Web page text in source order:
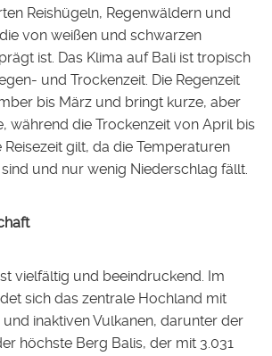
Reishügeln, Regenwäldern und
von weißen und schwarzen
ist. Das Klima auf Bali ist tropisch
und Trockenzeit. Die Regenzeit
bis März und bringt kurze, aber
während die Trockenzeit von April bis
gilt, da die Temperaturen
und nur wenig Niederschlag fällt.
vielfältig und beeindruckend. Im
sich das zentrale Hochland mit
inaktiven Vulkanen, darunter der
höchste Berg Balis, der mit 3.031